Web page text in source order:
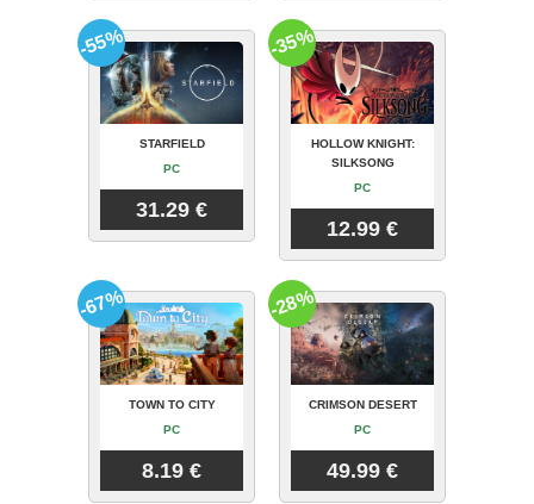
STARFIELD
PC
31.29 €
-55%
HOLLOW KNIGHT:
SILKSONG
PC
12.99 €
-35%
TOWN TO CITY
PC
8.19 €
-67%
CRIMSON DESERT
PC
49.99 €
-28%